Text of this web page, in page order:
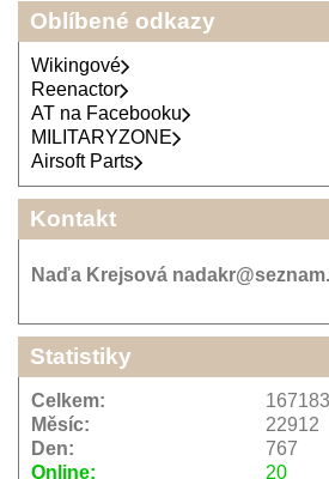
Oblíbené odkazy
Wikingové
Reenactor
AT na Facebooku
MILITARYZONE
Airsoft Parts
Kontakt
Naďa Krejsová
Statistiky
Online: 20
Celkem:
Měsíc:
22912
Den:
767